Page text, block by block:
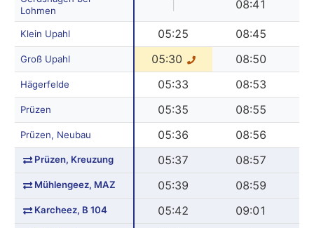
Lohmen
08:41
Klein Upahl 05:25 08:45
Groß Upahl 05:30 08:50
Hägerfelde 05:33 08:53
Prüzen 05:35 08:55
Prüzen, Neubau 05:36 08:56
Prüzen, Kreuzung 05:37 08:57
Mühlengeez, MAZ 05:39 08:59
Karcheez, B 104 05:42 09:01